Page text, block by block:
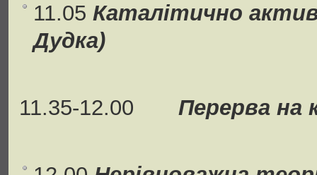
11.05 Каталітично
Дудка)
11.35-12.00 Перерва на